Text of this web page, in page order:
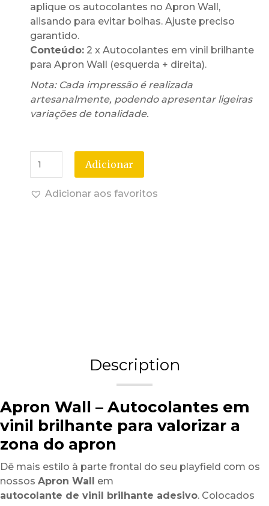
aplique os autocolantes no Apron Wall,
alisando para evitar bolhas. Ajuste preciso
garantido.
Conteúdo: 2 x Autocolantes em vinil brilhante
para Apron Wall (esquerda + direita).
Nota: Cada impressão é realizada
artesanalmente, podendo apresentar ligeiras
variações de tonalidade.
Adicionar
Adicionar aos favoritos
Description
Apron Wall – Autocolantes em
vinil brilhante para valorizar a
zona do apron
Dê mais estilo à parte frontal do seu playfield com os
nossos Apron Wall em
autocolante de vinil brilhante adesivo. Colocados